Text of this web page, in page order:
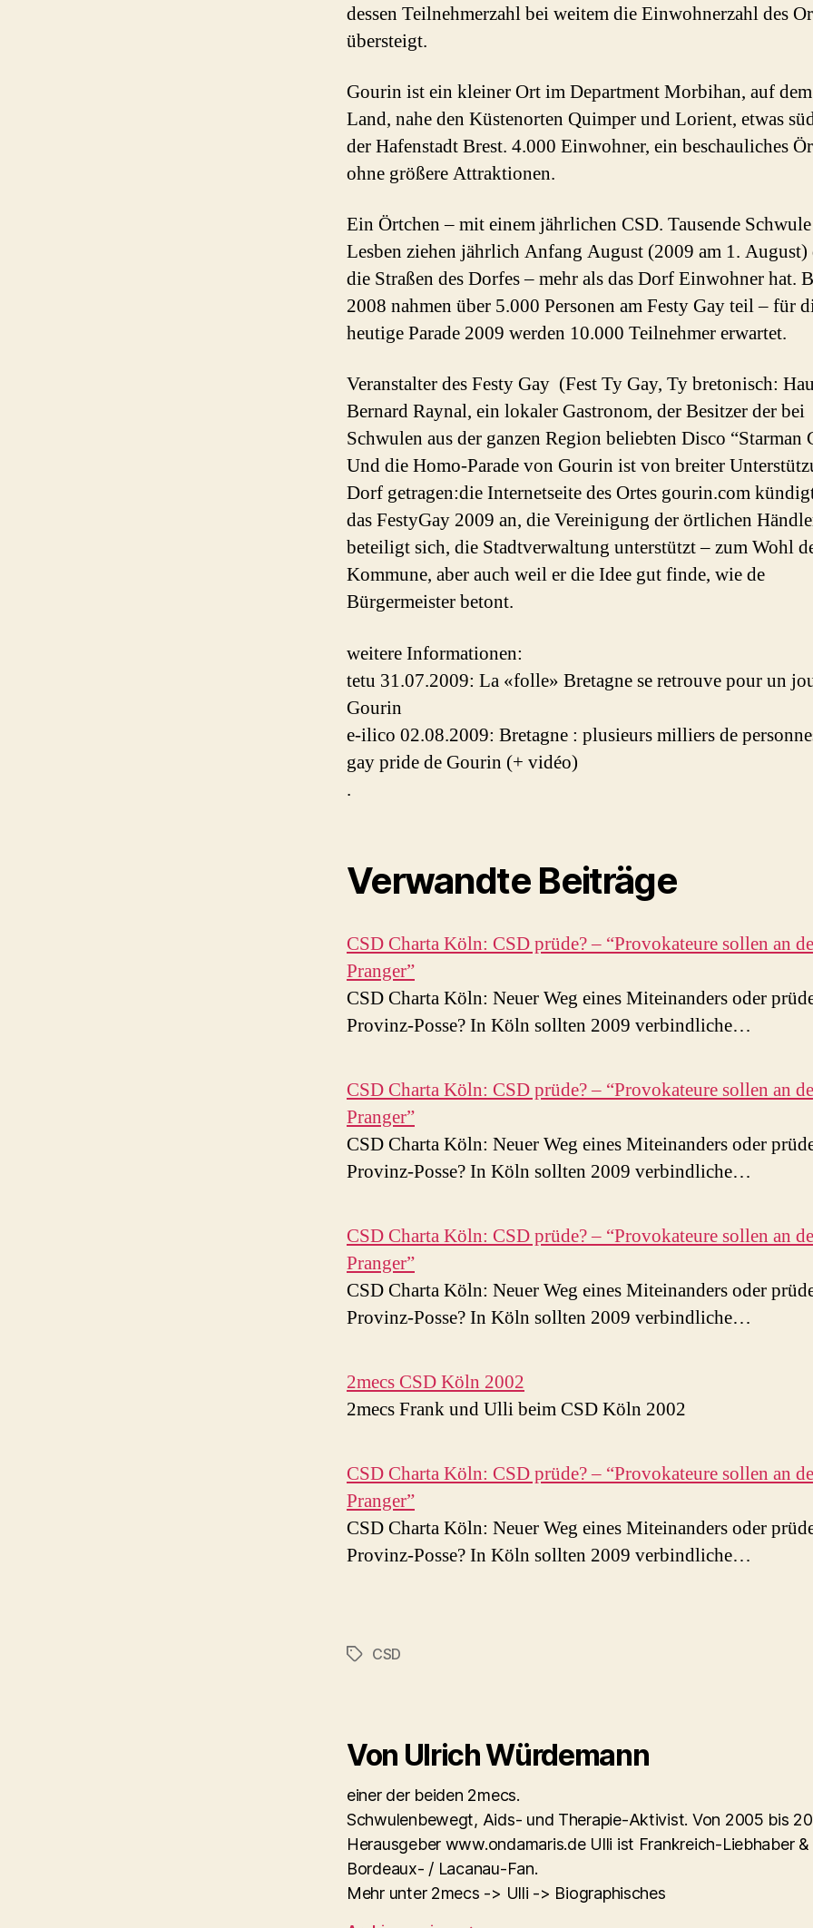
dessen Teilnehmerzahl bei weitem die Einwohnerzahl des
übersteigt.
Gourin ist ein kleiner Ort im Department Morbihan, auf
Land, nahe den Küstenorten Quimper und Lorient, etwas
der Hafenstadt Brest. 4.000 Einwohner, ein beschauliches
ohne größere Attraktionen.
Ein Örtchen – mit einem jährlichen CSD. Tausende
Lesben ziehen jährlich Anfang August (2009 am 1. August)
die Straßen des Dorfes – mehr als das Dorf Einwohner hat.
2008 nahmen über 5.000 Personen am Festy Gay teil – für
heutige Parade 2009 werden 10.000 Teilnehmer erwartet.
Veranstalter des Festy Gay (Fest Ty Gay, Ty bretonisch:
Bernard Raynal, ein lokaler Gastronom, der Besitzer der bei
Schwulen aus der ganzen Region beliebten Disco “Starman
Und die Homo-Parade von Gourin ist von breiter
Dorf getragen:die Internetseite des Ortes gourin.com
das FestyGay 2009 an, die Vereinigung der örtlichen
beteiligt sich, die Stadtverwaltung unterstützt – zum Wohl
Kommune, aber auch weil er die Idee gut finde, wie de
Bürgermeister betont.
weitere Informationen:
tetu 31.07.2009: La «folle» Bretagne se retrouve pour un
Gourin
e-ilico 02.08.2009: Bretagne : plusieurs milliers de
gay pride de Gourin (+ vidéo)
.
Verwandte Beiträge
CSD Charta Köln: CSD prüde? – “Provokateure sollen an
Pranger”
CSD Charta Köln: Neuer Weg eines Miteinanders oder
Provinz-Posse? In Köln sollten 2009 verbindliche…
CSD Charta Köln: CSD prüde? – “Provokateure sollen an
Pranger”
CSD Charta Köln: Neuer Weg eines Miteinanders oder
Provinz-Posse? In Köln sollten 2009 verbindliche…
CSD Charta Köln: CSD prüde? – “Provokateure sollen an
Pranger”
CSD Charta Köln: Neuer Weg eines Miteinanders oder
Provinz-Posse? In Köln sollten 2009 verbindliche…
2mecs CSD Köln 2002
2mecs Frank und Ulli beim CSD Köln 2002
CSD Charta Köln: CSD prüde? – “Provokateure sollen an
Pranger”
CSD Charta Köln: Neuer Weg eines Miteinanders oder
Provinz-Posse? In Köln sollten 2009 verbindliche…
Schlagwörter
CSD
Von Ulrich Würdemann
einer der beiden 2mecs.
Schwulenbewegt, Aids- und Therapie-Aktivist. Von 2005 bis
Herausgeber www.ondamaris.de Ulli ist Frankreich-Liebhaber &
Bordeaux- / Lacanau-Fan.
Mehr unter 2mecs -> Ulli -> Biographisches